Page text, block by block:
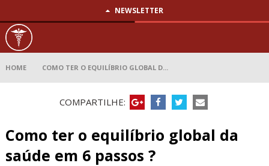
NEWSLETTER
Como ter
o
equilíbrio
global da
saúde em
HOME COMO TER O EQUILÍBRIO GLOBAL D...
COMPARTILHE:
Como ter o equilíbrio global da
saúde em 6 passos ?